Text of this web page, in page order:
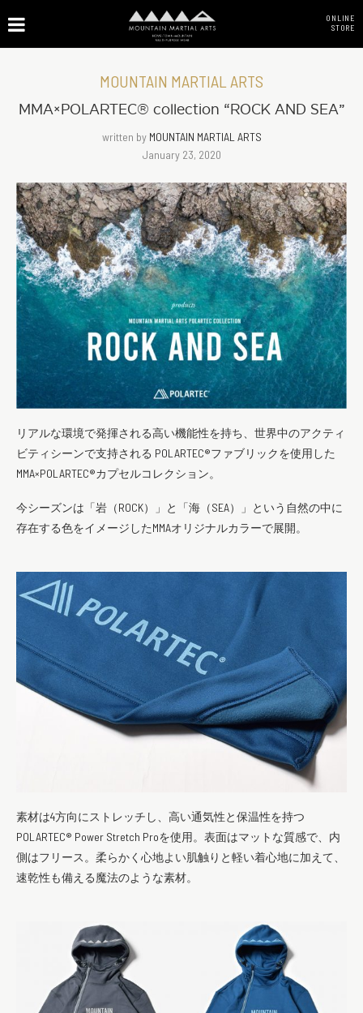
ONLINE
STORE
MOUNTAIN MARTIAL ARTS
MMA×POLARTEC® collection “ROCK AND SEA”
written by MOUNTAIN MARTIAL ARTS
January 23, 2020
リアルな環境で発揮される高い機能性を持ち、世界中のアクティ
ビティシーンで支持される POLARTEC®ファブリックを使用した
MMA×POLARTEC®カプセルコレクション。
今シーズンは「岩（ROCK）」と「海（SEA）」という自然の中に
存在する色をイメージしたMMAオリジナルカラーで展開。
素材は4方向にストレッチし、高い通気性と保温性を持つ
POLARTEC® Power Stretch Proを使用。表面はマットな質感で、内
側はフリース。柔らかく心地よい肌触りと軽い着心地に加えて、
速乾性も備える魔法のような素材。